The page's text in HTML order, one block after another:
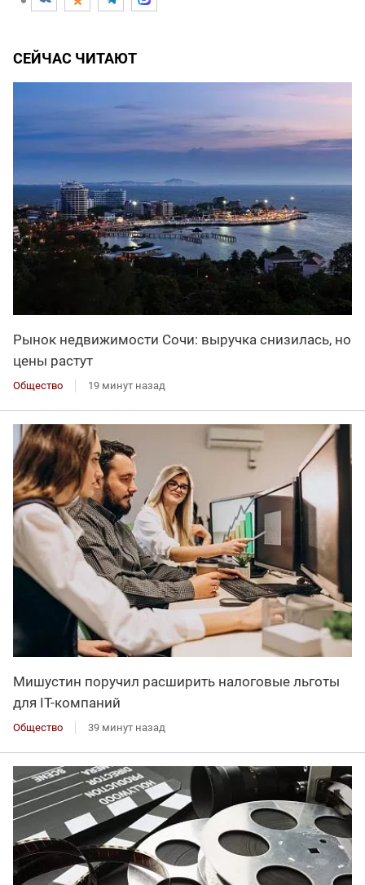
СЕЙЧАС ЧИТАЮТ
Рынок недвижимости Сочи: выручка снизилась, но
цены растут
Общество 19 минут назад
Мишустин поручил расширить налоговые льготы
для IT-компаний
Общество 39 минут назад